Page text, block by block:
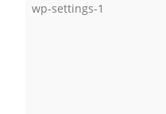
wp-settings-1